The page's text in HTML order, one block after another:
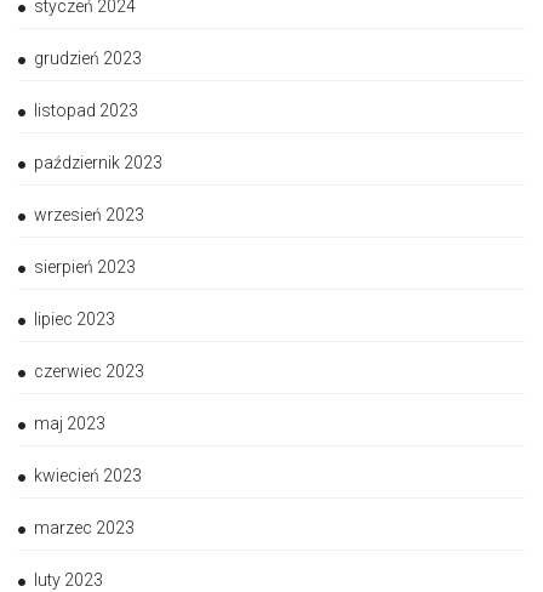
styczeń 2024
grudzień 2023
listopad 2023
październik 2023
wrzesień 2023
sierpień 2023
lipiec 2023
czerwiec 2023
maj 2023
kwiecień 2023
marzec 2023
luty 2023